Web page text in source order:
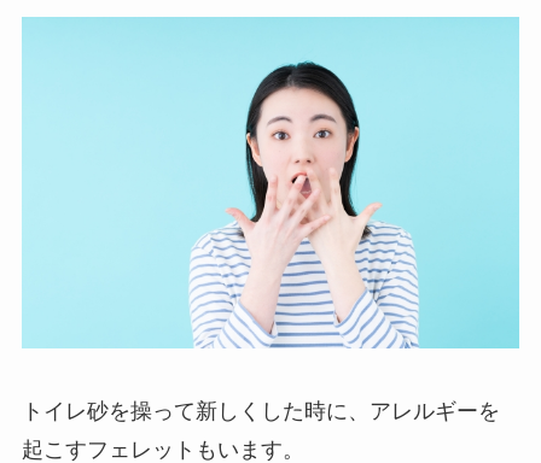
トイレ砂を操って新しくした時に、アレルギーを
起こすフェレットもいます。